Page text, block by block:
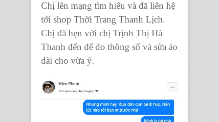
Chị lên mạng tìm hiểu và đã liên hệ
tới shop Thời Trang Thanh Lịch.
Chị đã hẹn với chị Trịnh Thị Hà
Thanh đến để đo thông số và sửa áo
dài cho vừa ý.